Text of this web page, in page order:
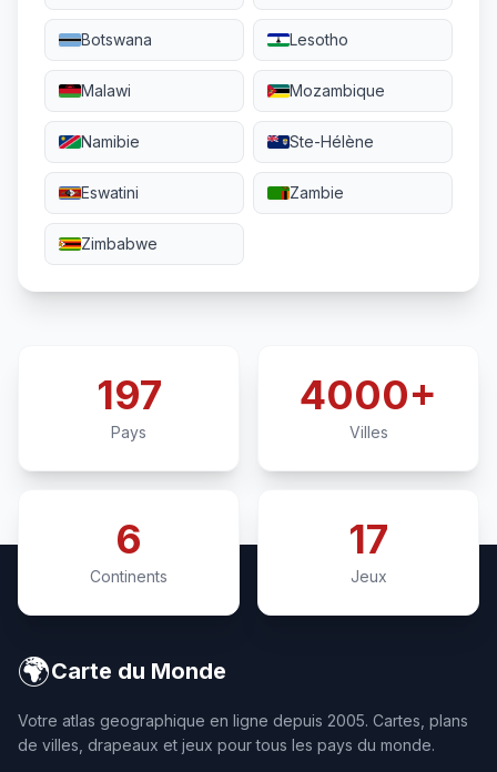
Botswana Lesotho
Malawi Mozambique
Namibie Ste-Hélène
Eswatini Zambie
Zimbabwe
197
Pays
4000+
Villes
6
Continents
17
Jeux
🌍Carte du Monde
Votre atlas geographique en ligne depuis 2005. Cartes, plans
de villes, drapeaux et jeux pour tous les pays du monde.